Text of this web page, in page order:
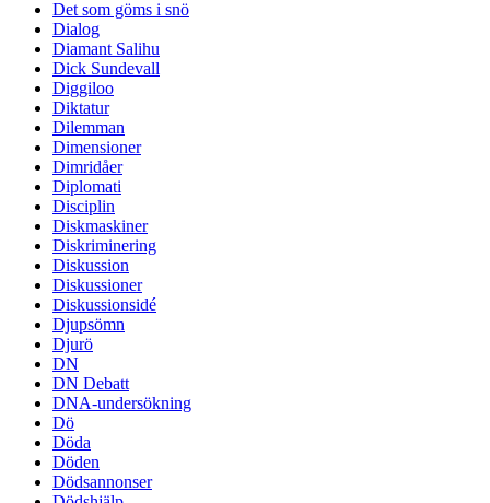
Det som göms i snö
Dialog
Diamant Salihu
Dick Sundevall
Diggiloo
Diktatur
Dilemman
Dimensioner
Dimridåer
Diplomati
Disciplin
Diskmaskiner
Diskriminering
Diskussion
Diskussioner
Diskussionsidé
Djupsömn
Djurö
DN
DN Debatt
DNA-undersökning
Dö
Döda
Döden
Dödsannonser